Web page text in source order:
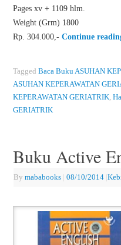
Pages xv + 1109 hlm.
Weight (Grm) 1800
Rp. 304.000,- Continue
Tagged Baca Buku ASUHAN
ASUHAN KEPERAWATAN
KEPERAWATAN GERIATRIK,
GERIATRIK
Buku Active
By mababooks | 08/10/2014 |